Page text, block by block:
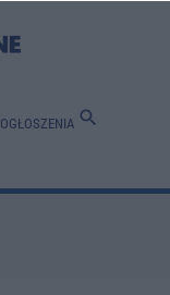
OGŁOSZENIA search